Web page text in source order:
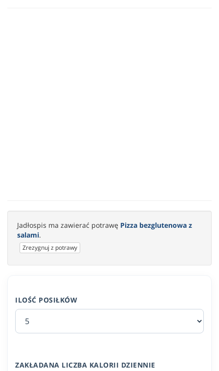
Jadłospis ma zawierać potrawę Pizza bezglutenowa z
salami.
Zrezygnuj z potrawy
ILOŚĆ POSIŁKÓW
ZAKŁADANA LICZBA KALORII DZIENNIE